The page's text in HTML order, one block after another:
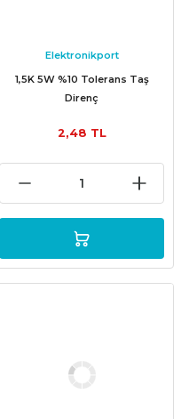
Elektronikport
1,5K 5W %10 Tolerans Taş
Direnç
2,48 TL